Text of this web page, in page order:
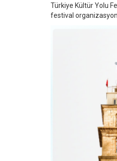
Türkiye Kültür Yolu
festival